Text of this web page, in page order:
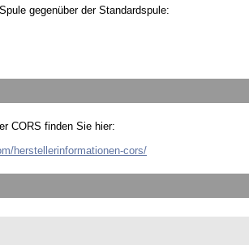
gegenüber der Standardspule:
CORS finden Sie hier:
herstellerinformationen-cors/